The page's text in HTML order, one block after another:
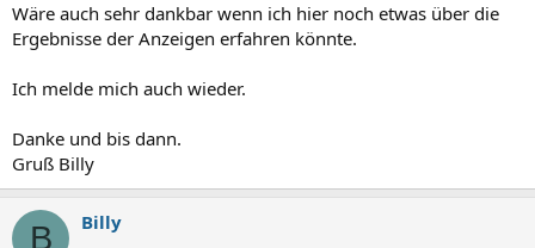
Wäre auch sehr dankbar wenn ich hier noch etwas über die
Ergebnisse der Anzeigen erfahren könnte.
Ich melde mich auch wieder.
Danke und bis dann.
Gruß Billy
B Billy